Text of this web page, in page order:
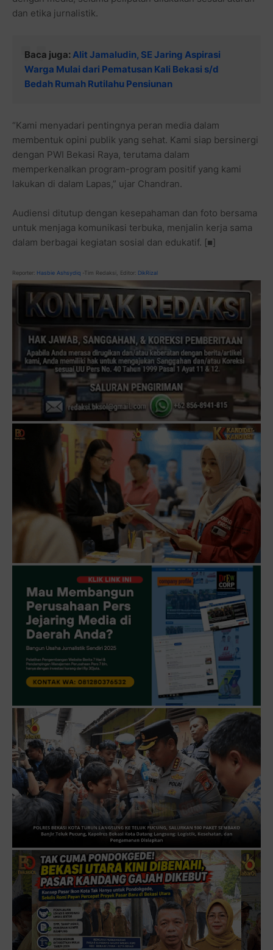
dan etika jurnalistik.
Baca juga: Alit Jamaludin, SE Jaring Aspirasi
Warga Mulai dari Pematusan Kali Bekasi s/d
Bedah Rumah Rutilahu Pensiunan
“Kami menyadari pentingnya peran media dalam
membentuk opini publik yang sehat. Kami siap bersinergi
dengan PWI Bekasi Raya, terutama dalam
memperkenalkan program-program positif yang kami
lakukan di dalam Lapas,” ujar Chandran.
Audiensi ditutup dengan kesepahaman dan foto bersama
untuk menjaga komunikasi terbuka, menjalin kerja sama
dalam berbagai kegiatan sosial dan edukatif. [■]
Reporter: Hasbie Ashsydiq -Tim Redaksi, Editor: DikRizal